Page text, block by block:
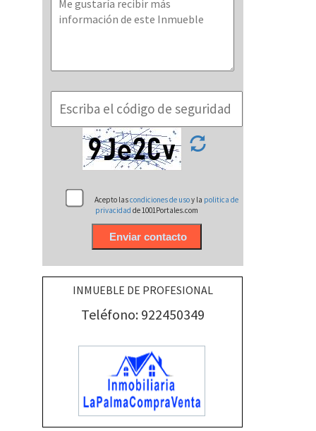
Acepto lascondiciones de usoy la politica de
privacidadde 1001Portales.com
INMUEBLE DE PROFESIONAL
Teléfono: 922450349